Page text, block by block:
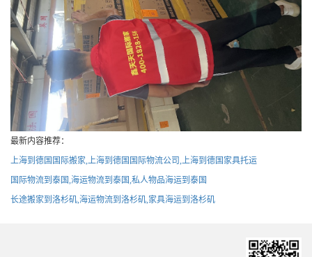
最新内容推荐：
上海到德国国际搬家,上海到德国国际物流公司,上海到德国家具托运
国际物流到泰国,海运物流到泰国,私人物品海运到泰国
长途搬家到洛杉矶,海运物流到洛杉矶,家具海运到洛杉矶